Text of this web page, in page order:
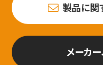
製品に関
メーカ